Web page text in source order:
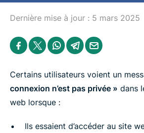
Dernière mise à jour : 5 mars 2025
S
h
a
e
i
n
a
b
S
h
a
e
i
n
w
t
S
h
a
e
i
n
h
s
S
h
a
e
i
n
g
S
h
a
e
b
y
e
l
Certains utilisateurs voient un
connexion n’est pas privée » dans
web lorsque :
Ils essaient d’accéder au site